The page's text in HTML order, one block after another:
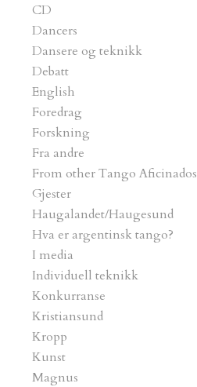
CD
Dancers
Dansere og teknikk
Debatt
English
Foredrag
Forskning
Fra andre
From other Tango Aficinados
Gjester
Haugalandet/Haugesund
Hva er argentinsk tango?
I media
Individuell teknikk
Konkurranse
Kristiansund
Kropp
Kunst
Magnus